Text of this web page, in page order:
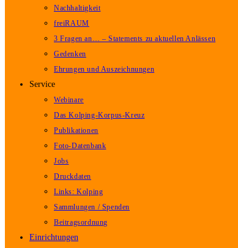
Nachhaltigkeit
freiRAUM
3 Fragen an… – Statements zu aktuellen Anlässen
Gedenken
Ehrungen und Auszeichnungen
Service
Webinare
Das Kolping-Korpus-Kreuz
Publikationen
Foto-Datenbank
Jobs
Druckdaten
Links: Kolping
Sammlungen / Spenden
Beitragsordnung
Einrichtungen